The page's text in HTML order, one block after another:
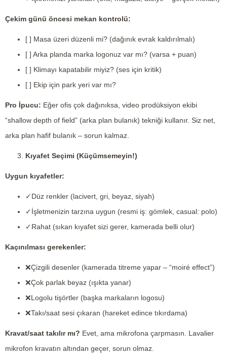
Çekim günü öncesi mekan kontrolü:
[ ] Masa üzeri düzenli mi? (dağınık evrak kaldırılmalı)
[ ] Arka planda marka logonuz var mı? (varsa + puan)
[ ] Klimayı kapatabilir miyiz? (ses için kritik)
[ ] Ekip için park yeri var mı?
Pro İpucu: Eğer ofis çok dağınıksa, video prodüksiyon ekibi
“shallow depth of field” (arka plan bulanık) tekniği kullanır. Siz net,
arka plan hafif bulanık – sorun kalmaz.
Kıyafet Seçimi (Küçümsemeyin!)
Uygun kıyafetler:
✓Düz renkler (lacivert, gri, beyaz, siyah)
✓İşletmenizin tarzına uygun (resmi iş: gömlek, casual: polo)
✓Rahat (sıkan kıyafet sizi gerer, kamerada belli olur)
Kaçınılması gerekenler:
❌Çizgili desenler (kamerada titreme yapar – “moiré effect”)
❌Çok parlak beyaz (ışıkta yanar)
❌Logolu tişörtler (başka markaların logosu)
❌Takı/saat sesi çıkaran (hareket edince tıkırdama)
Kravat/saat takılır mı? Evet, ama mikrofona çarpmasın. Lavalier
mikrofon kravatın altından geçer, sorun olmaz.